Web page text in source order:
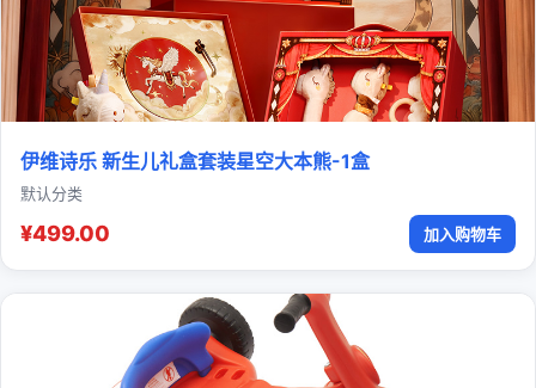
伊维诗乐 新生儿礼盒套装星空大本熊-1盒
默认分类
¥499.00 加入购物车